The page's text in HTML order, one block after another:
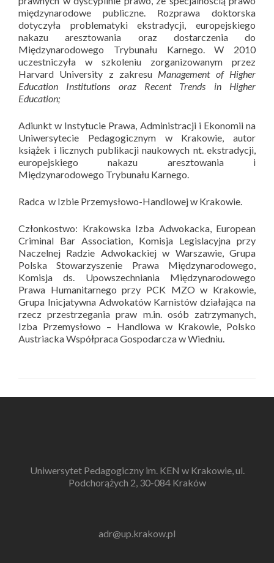
międzynarodowe publiczne. Rozprawa doktorska
dotyczyła problematyki ekstradycji, europejskiego
nakazu aresztowania oraz dostarczenia do
Międzynarodowego Trybunału Karnego. W 2010
uczestniczyła w szkoleniu zorganizowanym przez
Harvard University z zakresu Management of Higher
Education Institutions oraz Recent Trends in Higher
Education;
Adiunkt w Instytucie Prawa, Administracji i Ekonomii na
Uniwersytecie Pedagogicznym w Krakowie, autor
książek i licznych publikacji naukowych nt. ekstradycji,
europejskiego nakazu aresztowania i
Międzynarodowego Trybunału Karnego.
Radca w Izbie Przemysłowo-Handlowej w Krakowie.
Członkostwo: Krakowska Izba Adwokacka, European
Criminal Bar Association, Komisja Legislacyjna przy
Naczelnej Radzie Adwokackiej w Warszawie, Grupa
Polska Stowarzyszenie Prawa Międzynarodowego,
Komisja ds. Upowszechniania Międzynarodowego
Prawa Humanitarnego przy PCK MZO w Krakowie,
Grupa Inicjatywna Adwokatów Karnistów działająca na
rzecz przestrzegania praw m.in. osób zatrzymanych,
Izba Przemysłowo – Handlowa w Krakowie, Polsko
Austriacka Współpraca Gospodarcza w Wiedniu.
Uniwersytet Pedagogiczny im. KEN w Krakowie, ul.
Podchorążych 2, 30-084 Kraków
adr@up.krakow.pl